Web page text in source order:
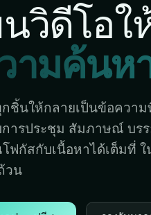
วิดีโอใ
ามค้นห
กชิ้นให้กลายเป็นข้อควา
ารประชุม สัมภาษณ์ บรร
ฟกัสกับเนื้อหาได้เต็มที่
วน